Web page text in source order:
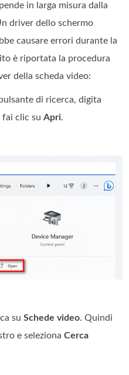
in larga misura dalla
driver dello schermo
causare errori durante la
è riportata la procedura
della scheda video:
di ricerca, digita
fai clic suApri.
suSchede video. Quindi
e selezionaCerca